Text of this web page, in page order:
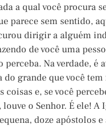
a qual você procura
parece sem sentido,
dirigir a alguém
de você uma
perceba. Na verdade, é
do grande que você tem
coisas e, se você
o Senhor. É ele! A
doze apóstolos